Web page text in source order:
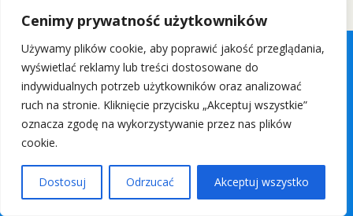
Cenimy prywatność użytkowników
Używamy plików cookie, aby poprawić jakość przeglądania,
wyświetlać reklamy lub treści dostosowane do
indywidualnych potrzeb użytkowników oraz analizować
ruch na stronie. Kliknięcie przycisku „Akceptuj wszystkie”
oznacza zgodę na wykorzystywanie przez nas plików
cookie.
Dostosuj Odrzucać Akceptuj wszystko